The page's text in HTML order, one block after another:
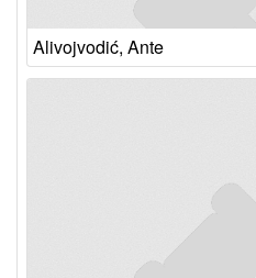
Alivojvodić, Ante